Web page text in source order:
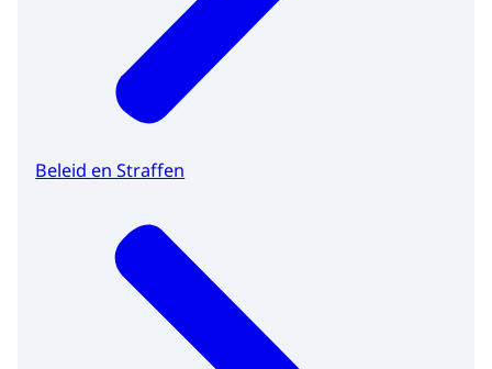
Beleid en Straffen